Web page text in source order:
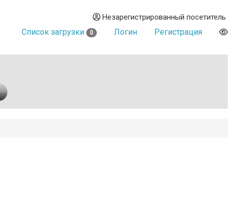
Незарегистрированный посетитель
Список загрузки 0 Логин Регистрация